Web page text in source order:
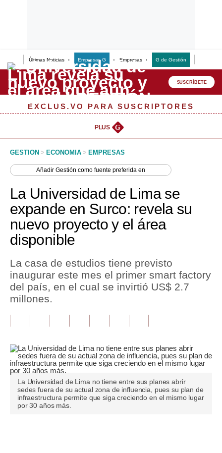
Últimas Noticias Empresas G Empresas G de Gestión
Lo último
Peru Quiosco
Management & Empleo
Perú
Política
Tu Dinero
Finanzas Personales
Inmobiliarias
Plus G
Pregunta de hoy
Blogs
Tendencias
SUSCRÍBETE
EXCLUSIVO PARA SUSCRIPTORES
PLUS G
GESTION > ECONOMIA > EMPRESAS
AñadirGestión como fuente preferida en
La Universidad de Lima se
expande en Surco: revela su
nuevo proyecto y el área
disponible
La casa de estudios tiene previsto
inaugurar este mes el primer smart factory
del país, en el cual se invirtió US$ 2.7
millones.
La Universidad de Lima no tiene entre sus planes abrir
sedes fuera de su actual zona de influencia, pues su plan de
infraestructura permite que siga creciendo en el mismo lugar
por 30 años más.